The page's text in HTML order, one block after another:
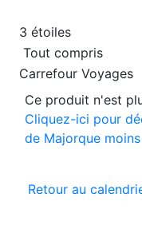
3 étoiles
Tout compris
Carrefour Voyages
Ce produit n'est
Cliquez-ici pour
de Majorque
Retour au